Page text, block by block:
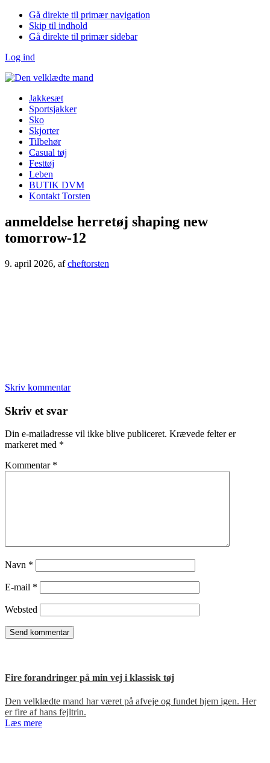
Gå direkte til primær navigation
Skip til indhold
Gå direkte til primær sidebar
Log ind
Jakkesæt
Sportsjakker
Sko
Skjorter
Tilbehør
Casual tøj
Festtøj
Leben
BUTIK DVM
Kontakt Torsten
anmeldelse herretøj shaping new
tomorrow-12
9. april 2026, afcheftorsten
Skriv kommentar
Læserinteraktioner
Skriv et svar
Din e-mailadresse vil ikke blive publiceret. Krævede felter er
markeret med *
Kommentar *
Navn *
E-mail *
Websted
Fire forandringer på min vej i klassisk tøj
Den velklædte mand har været på afveje og fundet hjem igen. Her
er fire af hans fejltrin.
Læs mere